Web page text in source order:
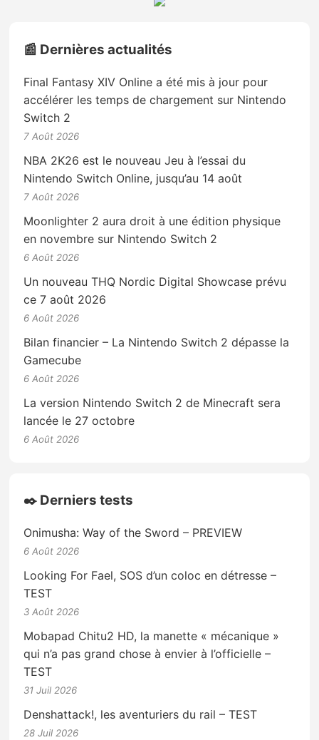
📰 Dernières actualités
Final Fantasy XIV Online a été mis à jour pour
accélérer les temps de chargement sur Nintendo
Switch 2
7 Août 2026
NBA 2K26 est le nouveau Jeu à l’essai du
Nintendo Switch Online, jusqu’au 14 août
7 Août 2026
Moonlighter 2 aura droit à une édition physique
en novembre sur Nintendo Switch 2
6 Août 2026
Un nouveau THQ Nordic Digital Showcase prévu
ce 7 août 2026
6 Août 2026
Bilan financier – La Nintendo Switch 2 dépasse la
Gamecube
6 Août 2026
La version Nintendo Switch 2 de Minecraft sera
lancée le 27 octobre
6 Août 2026
✒️ Derniers tests
Onimusha: Way of the Sword – PREVIEW
6 Août 2026
Looking For Fael, SOS d’un coloc en détresse –
TEST
3 Août 2026
Mobapad Chitu2 HD, la manette « mécanique »
qui n’a pas grand chose à envier à l’officielle –
TEST
31 Juil 2026
Denshattack!, les aventuriers du rail – TEST
28 Juil 2026